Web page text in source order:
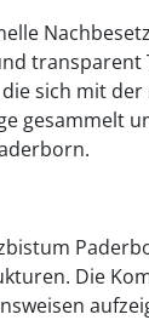
sich mit
Die